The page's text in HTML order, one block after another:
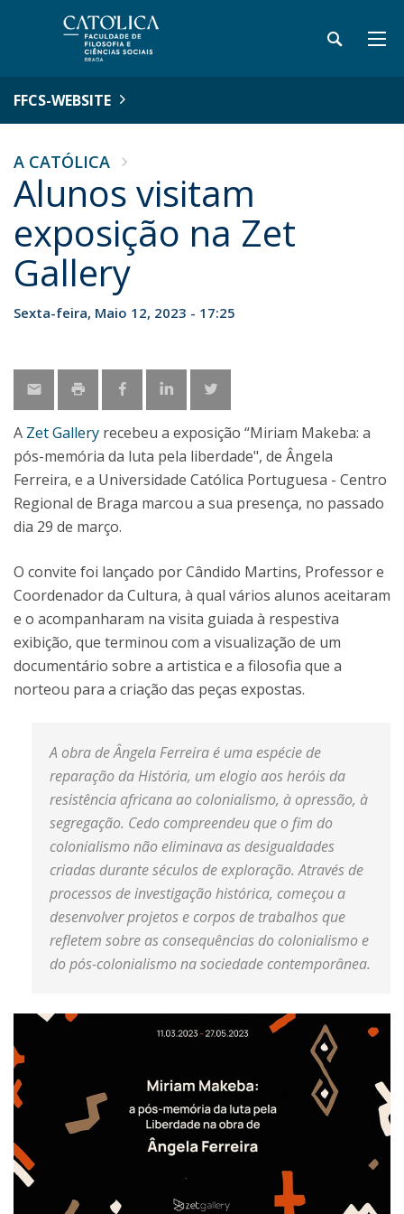
FFCS-WEBSITE
A CATÓLICA
Alunos visitam
exposição na Zet
Gallery
Sexta-feira, Maio 12, 2023 - 17:25
A Zet Gallery recebeu a exposição “Miriam Makeba: a
pós-memória da luta pela liberdade", de Ângela
Ferreira, e a Universidade Católica Portuguesa - Centro
Regional de Braga marcou a sua presença, no passado
dia 29 de março.
O convite foi lançado por Cândido Martins, Professor e
Coordenador da Cultura, à qual vários alunos aceitaram
e o acompanharam na visita guiada à respestiva
exibição, que terminou com a visualização de um
documentário sobre a artistica e a filosofia que a
norteou para a criação das peças expostas.
A obra de Ângela Ferreira é uma espécie de
reparação da História, um elogio aos heróis da
resistência africana ao colonialismo, à opressão, à
segregação. Cedo compreendeu que o fim do
colonialismo não eliminava as desigualdades
criadas durante séculos de exploração. Através de
processos de investigação histórica, começou a
desenvolver projetos e corpos de trabalhos que
refletem sobre as consequências do colonialismo e
do pós-colonialismo na sociedade contemporânea.